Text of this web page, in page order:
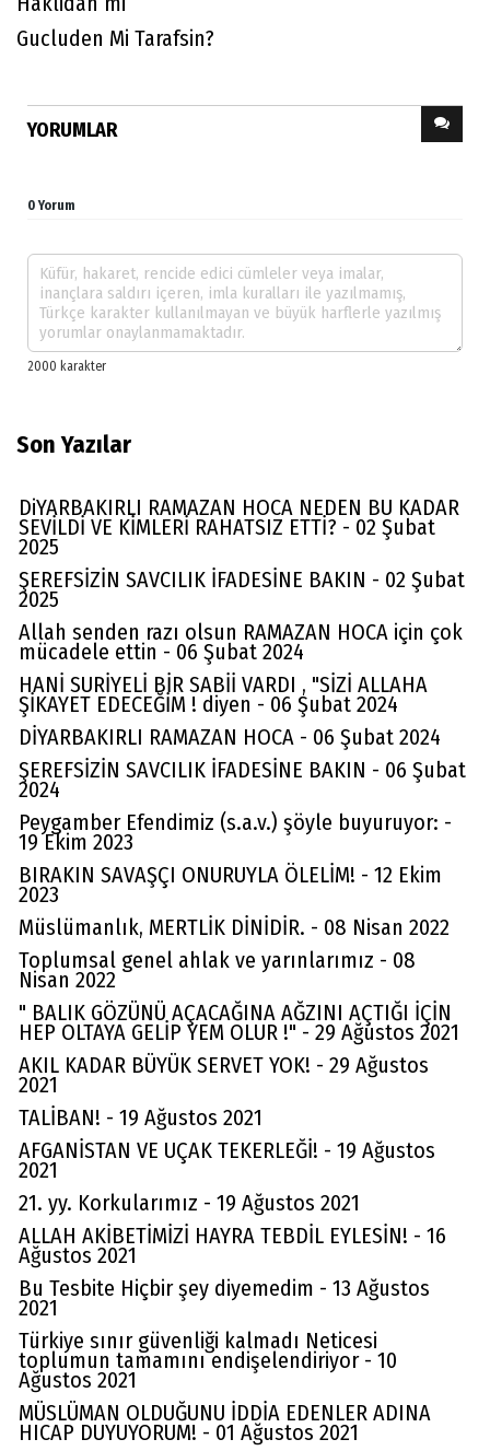
Gucluden Mi Tarafsin?
YORUMLAR
0 Yorum
Son Yazılar
DiYARBAKIRLI RAMAZAN HOCA NEDEN BU KADAR
SEVİLDİ VE KİMLERİ RAHATSIZ ETTİ? - 02 Şubat
2025
ŞEREFSİZİN SAVCILIK İFADESİNE BAKIN - 02 Şubat
2025
Allah senden razı olsun RAMAZAN HOCA için çok
mücadele ettin - 06 Şubat 2024
HANİ SURİYELİ BİR SABİİ VARDI , "SİZİ ALLAHA
ŞİKAYET EDECEĞİM ! diyen - 06 Şubat 2024
DİYARBAKIRLI RAMAZAN HOCA - 06 Şubat 2024
ŞEREFSİZİN SAVCILIK İFADESİNE BAKIN - 06 Şubat
2024
Peygamber Efendimiz (s.a.v.) şöyle buyuruyor: -
19 Ekim 2023
BIRAKIN SAVAŞÇI ONURUYLA ÖLELİM! - 12 Ekim
2023
Müslümanlık, MERTLİK DİNİDİR. - 08 Nisan 2022
Toplumsal genel ahlak ve yarınlarımız - 08
Nisan 2022
" BALIK GÖZÜNÜ AÇACAĞINA AĞZINI AÇTIĞI İÇİN
HEP OLTAYA GELİP YEM OLUR !" - 29 Ağustos 2021
AKIL KADAR BÜYÜK SERVET YOK! - 29 Ağustos
2021
TALİBAN! - 19 Ağustos 2021
AFGANİSTAN VE UÇAK TEKERLEĞİ! - 19 Ağustos
2021
21. yy. Korkularımız - 19 Ağustos 2021
ALLAH AKİBETİMİZİ HAYRA TEBDİL EYLESİN! - 16
Ağustos 2021
Bu Tesbite Hiçbir şey diyemedim - 13 Ağustos
2021
Türkiye sınır güvenliği kalmadı Neticesi
toplumun tamamını endişelendiriyor - 10
Ağustos 2021
MÜSLÜMAN OLDUĞUNU İDDİA EDENLER ADINA
HICAP DUYUYORUM! - 01 Ağustos 2021